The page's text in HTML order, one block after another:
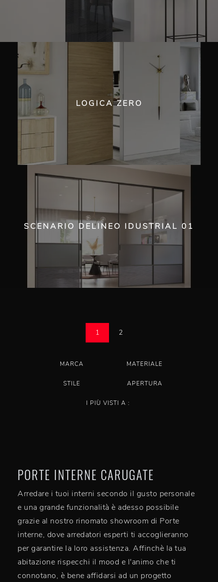
LOGICA ZERO
SCENARIO DELINEO IDUSTRIAL 01
1 2
MARCA MATERIALE
STILE APERTURA
I PIÙ VISTI A :
PORTE INTERNE CARUGATE
Arredare i tuoi interni secondo il gusto personale
e una grande funzionalità è adesso possibile
grazie al nostro rinomato showroom di Porte
interne, dove arredatori esperti ti accoglieranno
per garantire la loro assistenza. Affinchè la tua
abitazione rispecchi il mood e l'animo che ti
connotano, è bene affidarsi ad un progetto